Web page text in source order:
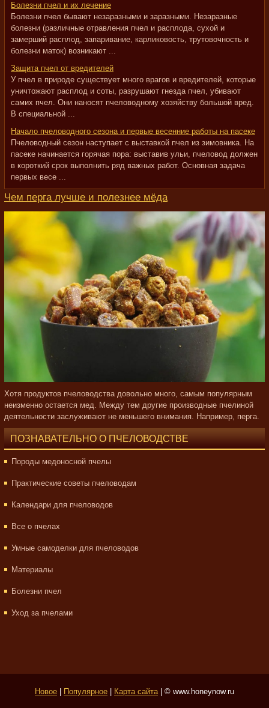
Болезни пчел и их лечение
Болезни пчел бывают незаразными и заразными. Незаразные
болезни (различные отравления пчел и расплода, сухой и
замерший расплод, запаривание, карликовость, трутовочность и
болезни маток) возникают ...
Защита пчел от вредителей
У пчел в природе существует много врагов и вредителей, которые
уничтожают расплод и соты, разрушают гнезда пчел, убивают
самих пчел. Они наносят пчеловодному хозяйству большой вред.
В специальной ...
Начало пчеловодного сезона и первые весенние работы на пасеке
Пчеловодный сезон наступает с выставкой пчел из зимовника. На
пасеке начинается горячая пора: выставив ульи, пчеловод должен
в короткий срок выполнить ряд важных работ. Основная задача
первых весе ...
Чем перга лучше и полезнее мёда
Хотя продуктов пчеловодства довольно много, самым популярным
неизменно остается мед. Между тем другие производные пчелиной
деятельности заслуживают не меньшего внимания. Например, перга.
ПОЗНАВАТЕЛЬНО О ПЧЕЛОВОДСТВЕ
Породы медоносной пчелы
Практические советы пчеловодам
Календари для пчеловодов
Все о пчелах
Умные самоделки для пчеловодов
Материалы
Болезни пчел
Уход за пчелами
Новое Популярное Карта сайта| © www.honeynow.ru